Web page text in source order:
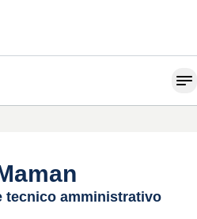
tecnico amministrativo